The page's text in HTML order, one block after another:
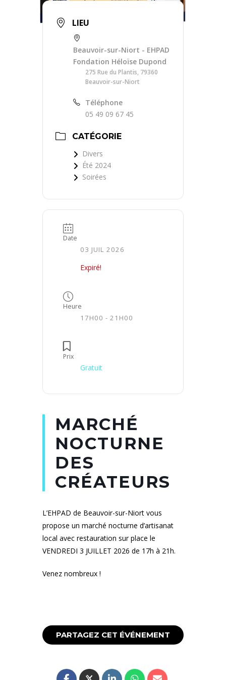
LIEU
Beauvoir-sur-Niort - EHPAD
Fondation Héloïse Dupond
275 Rue du Plantis, 79360
Beauvoir-sur-Niort
Téléphone
05 49 09 67 45
CATÉGORIE
Divers
Été 2024
Soirées
Date
03 JUIL 2026
Expiré!
Heure
17H00 - 21H00
Prix
Gratuit
MARCHÉ
NOCTURNE
DES
CRÉATEURS
L’EHPAD de Beauvoir-sur-Niort vous
propose un marché nocturne d’artisanat
local avec restauration sur place le
VENDREDI 3 JUILLET 2026 de 17h à 21h.
Venez nombreux !
PARTAGEZ CET ÉVÉNEMENT